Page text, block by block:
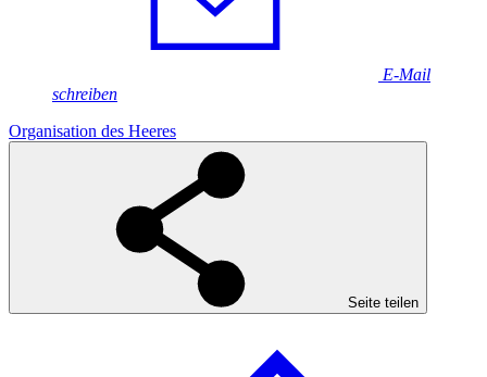
E-Mail
schreiben
Organisation des Heeres
Seite teilen